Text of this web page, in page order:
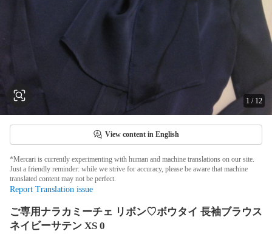
1 / 12
View content in English
*Mercari is currently experimenting with human and machine translations on our site.
Just a friendly reminder: while we strive for accuracy, please be aware that machine
translated content may not be perfect.
Report Translation issue
ご専用ナラカミーチェ リボン♡ボウタイ 長袖ブラウス
ネイビーサテン XS 0